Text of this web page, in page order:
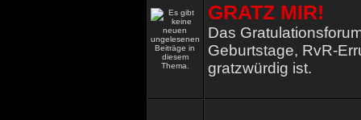
GRATZ MIR!
Das
Geburtstage, RvR-
gratzwürdig ist.